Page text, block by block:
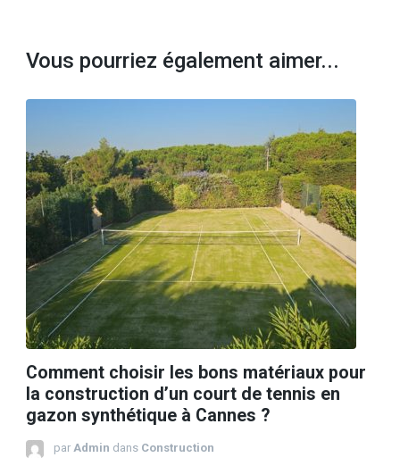
Vous pourriez également aimer...
Comment choisir les bons matériaux pour
la construction d’un court de tennis en
gazon synthétique à Cannes ?
par Admin dans Construction